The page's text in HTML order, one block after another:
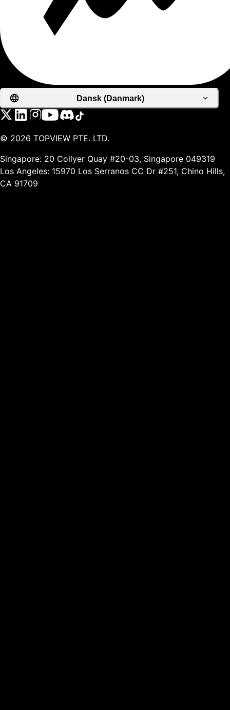
Dansk (Danmark)
© 2026 TOPVIEW PTE. LTD.
Singapore: 20 Collyer Quay #20-03, Singapore 049319
Los Angeles: 15970 Los Serranos CC Dr #251, Chino Hills,
CA 91709